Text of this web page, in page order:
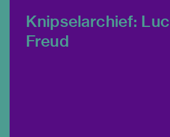
Knipselarchief:
Freud